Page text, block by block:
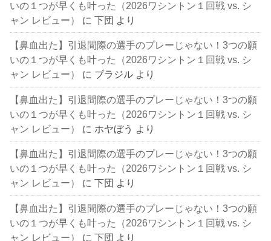
いの１つが早くも叶った（2026ワシントン１回戦 vs. シ
ャン レビュー）
に下団 より
【鼻血出た】引退間際の選手のプレーじゃない！3つの願
いの１つが早くも叶った（2026ワシントン１回戦 vs. シ
ャン レビュー）
に ブラジル より
【鼻血出た】引退間際の選手のプレーじゃない！3つの願
いの１つが早くも叶った（2026ワシントン１回戦 vs. シ
ャン レビュー）
に ホヤぼう より
【鼻血出た】引退間際の選手のプレーじゃない！3つの願
いの１つが早くも叶った（2026ワシントン１回戦 vs. シ
ャン レビュー）
に下団 より
【鼻血出た】引退間際の選手のプレーじゃない！3つの願
いの１つが早くも叶った（2026ワシントン１回戦 vs. シ
ャン レビュー）
に下団 より